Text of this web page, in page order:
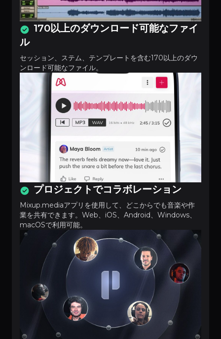
170以上のダウンロード可能なファイ
ル
セッション、ステム、テンプレートを含む170以上のダウ
ンロード可能なファイル。
プロジェクトでコラボレーション
Mixup.mediaアプリを使用して、どこからでも音楽や作
業を共有できます。Web、iOS、Android、Windows、
macOSで利用可能。